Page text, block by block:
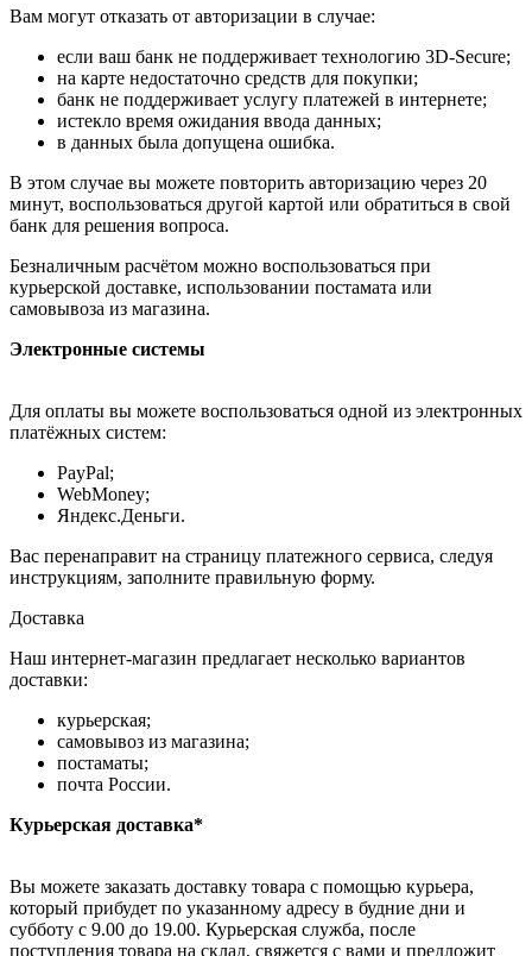
Вам могут отказать от авторизации в случае:
если ваш банк не поддерживает технологию 3D-Secure;
на карте недостаточно средств для покупки;
банк не поддерживает услугу платежей в интернете;
истекло время ожидания ввода данных;
в данных была допущена ошибка.
В этом случае вы можете повторить авторизацию через 20
минут, воспользоваться другой картой или обратиться в свой
банк для решения вопроса.
Безналичным расчётом можно воспользоваться при
курьерской доставке, использовании постамата или
самовывоза из магазина.
Электронные системы
Для оплаты вы можете воспользоваться одной из электронных
платёжных систем:
PayPal;
WebMoney;
Яндекс.Деньги.
Вас перенаправит на страницу платежного сервиса, следуя
инструкциям, заполните правильную форму.
Доставка
Наш интернет-магазин предлагает несколько вариантов
доставки:
курьерская;
самовывоз из магазина;
постаматы;
почта России.
Курьерская доставка*
Вы можете заказать доставку товара с помощью курьера,
который прибудет по указанному адресу в будние дни и
субботу с 9.00 до 19.00. Курьерская служба, после
поступления товара на склад, свяжется с вами и предложит